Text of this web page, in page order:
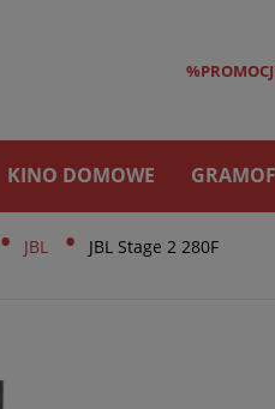
KINO DOMOWE
• JBL • JBL Stage 2 280F